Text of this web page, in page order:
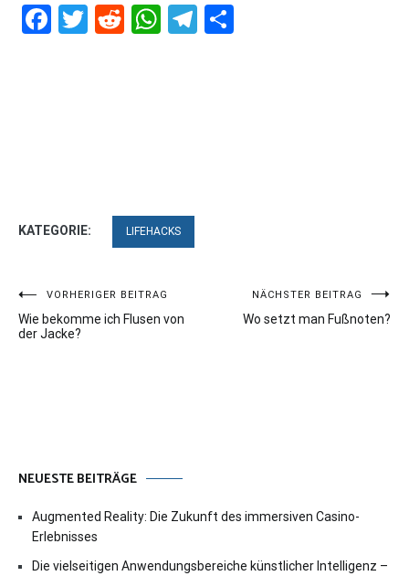
Facebook
Twitter
RedditWhatsApp
Telegram
KATEGORIE: LIFEHACKS
Beitragsnavigation
VORHERIGER BEITRAG
Wie bekomme ich Flusen von
der Jacke?
NÄCHSTER BEITRAG
Wo setzt man Fußnoten?
NEUESTE BEITRÄGE
Augmented Reality: Die Zukunft des immersiven Casino-
Erlebnisses
Die vielseitigen Anwendungsbereiche künstlicher Intelligenz –